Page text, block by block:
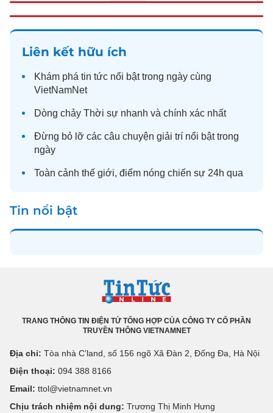
Liên kết hữu ích
Khám phá tin tức nổi bật trong ngày cùng
VietNamNet
Dòng chảy Thời sự nhanh và chính xác nhất
Đừng bỏ lỡ các câu chuyện giải trí nổi bật trong
ngày
Toàn cảnh thế giới, điểm nóng chiến sự 24h qua
Tin nổi bật
TRANG THÔNG TIN ĐIỆN TỬ TỔNG HỢP CỦA CÔNG TY CỔ PHẦN
TRUYỀN THÔNG VIETNAMNET
Địa chỉ: Tòa nhà C’land, số 156 ngõ Xã Đàn 2, Đống Đa, Hà Nội
Điện thoại: 094 388 8166
Email: ttol@vietnamnet.vn
Chịu trách nhiệm nội dung: Trương Thị Minh Hưng